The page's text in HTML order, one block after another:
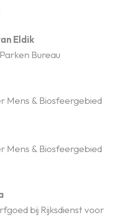
Eldik
Bureau
Mens & Biosfeergebied
Mens & Biosfeergebied
bij Rijksdienst voor